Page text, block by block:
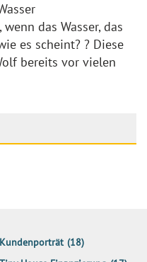
das Wasser, das
es scheint? ? Diese
bereits vor vielen
Kundenporträt (18)